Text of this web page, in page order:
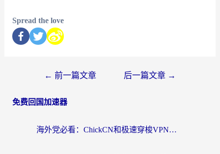
Spread the love
← 前一篇文章 后一篇文章 →
免费回国加速器
海外党必看：ChickCN和极速穿梭VPN好用吗？3招教你选对回国加速器无缝刷国内资源